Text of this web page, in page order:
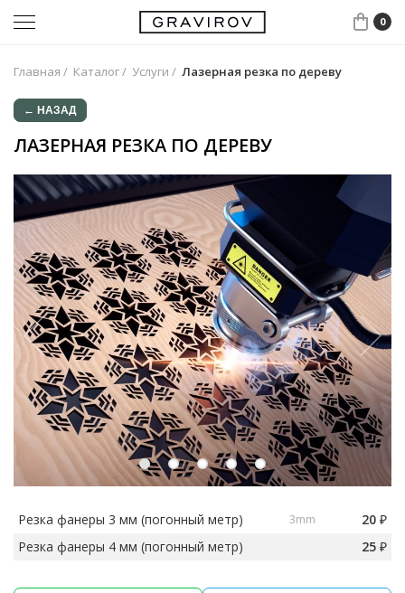
0
Главная / Каталог/ Услуги / Лазерная резка по дереву
← НАЗАД
ЛАЗЕРНАЯ РЕЗКА ПО ДЕРЕВУ
Резка фанеры 3 мм (погонный метр) 3mm 20 ₽
Резка фанеры 4 мм (погонный метр)
25 ₽